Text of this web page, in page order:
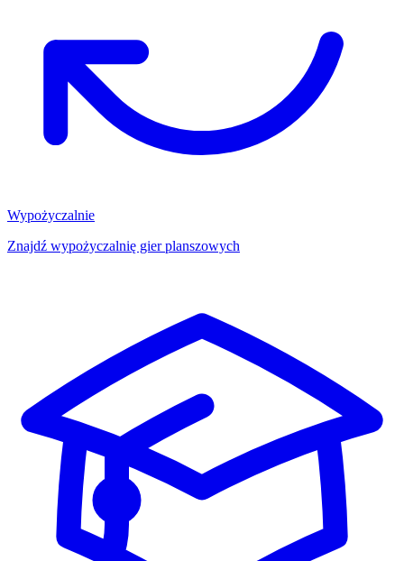
Wypożyczalnie
Znajdź wypożyczalnię gier planszowych